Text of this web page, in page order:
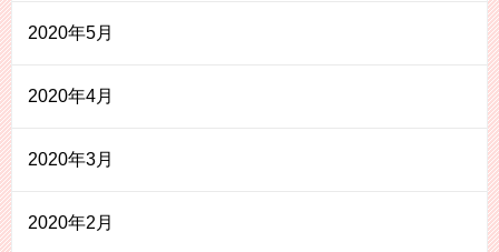
2020年5月
2020年4月
2020年3月
2020年2月